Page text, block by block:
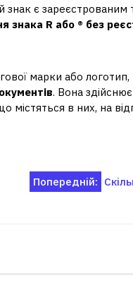
є зареєстрованим
знака R або ® без
марки або логотип,
. Вона
містяться в них, на
Попередній: